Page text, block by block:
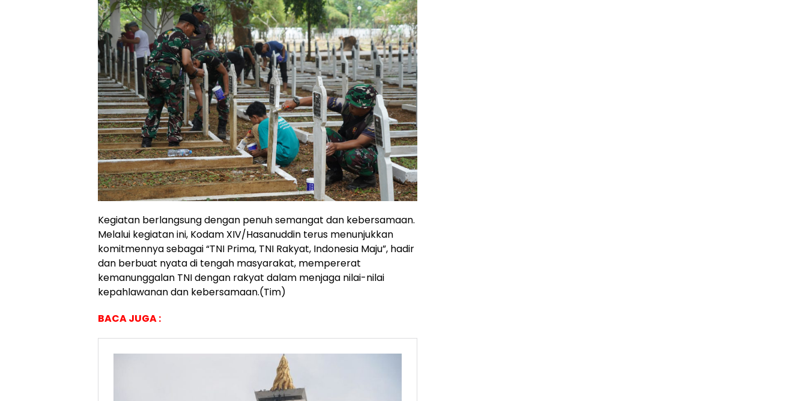
Kegiatan berlangsung dengan penuh semangat dan kebersamaan.
Melalui kegiatan ini, Kodam XIV/Hasanuddin terus menunjukkan
komitmennya sebagai “TNI Prima, TNI Rakyat, Indonesia Maju”, hadir
dan berbuat nyata di tengah masyarakat, mempererat
kemanunggalan TNI dengan rakyat dalam menjaga nilai-nilai
kepahlawanan dan kebersamaan.(Tim)
BACA JUGA :